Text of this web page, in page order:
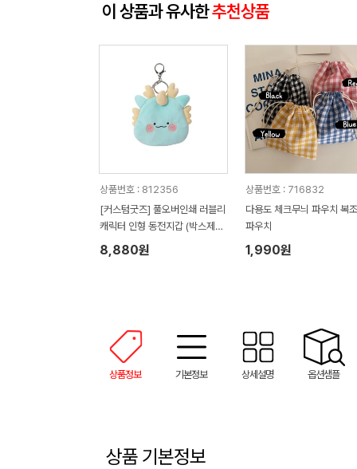
이 상품과 유사한추천상품
상품번호 : 812356
[커스텀굿즈] 풀오버인쇄 러블리
캐릭터 인형 동전지갑 (박스제작
가능)
8,880원
상품번호 : 716832
다용도 체크무늬 파우치 복
파우치
1,990원
상품정보 기본정보 상세설명 옵션샘플
상품 기본정보